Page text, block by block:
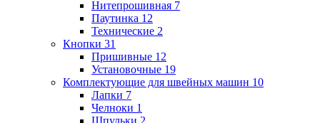
Нитепрошивная 7
Паутинка 12
Технические 2
Кнопки 31
Пришивные 12
Установочные 19
Комплектующие для швейных машин 10
Лапки 7
Челноки 1
Шпульки 2